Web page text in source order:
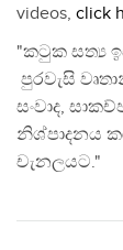
videos, click
"කටුක සත්‍ය
පුරවැසි
සංවාද,
නිශ්පාදනය
චැනලයට."